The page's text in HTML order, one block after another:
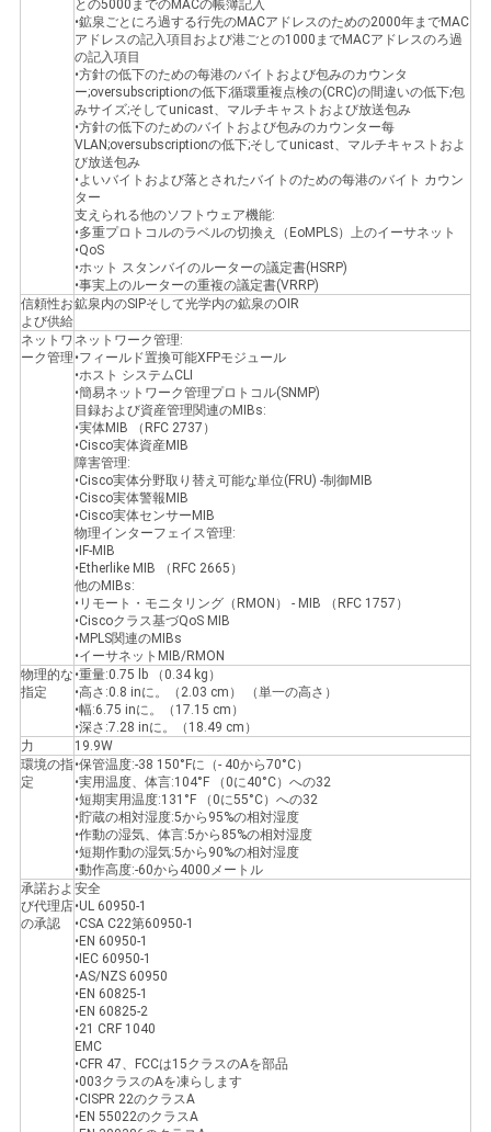
との5000までのMACの帳簿記入
•鉱泉ごとにろ過する行先のMACアドレスのための2000年までMAC
アドレスの記入項目および港ごとの1000までMACアドレスのろ過
の記入項目
•方針の低下のための每港のバイトおよび包みのカウンタ
ー;oversubscriptionの低下;循環重複点検の(CRC)の間違いの低下;包
みサイズ;そしてunicast、マルチキャストおよび放送包み
•方針の低下のためのバイトおよび包みのカウンター每
VLAN;oversubscriptionの低下;そしてunicast、マルチキャストおよ
び放送包み
•よいバイトおよび落とされたバイトのための每港のバイト カウン
ター
支えられる他のソフトウェア機能:
•多重プロトコルのラベルの切換え（EoMPLS）上のイーサネット
•QoS
•ホット スタンバイのルーターの議定書(HSRP)
•事実上のルーターの重複の議定書(VRRP)
信頼性お
よび供給
鉱泉内のSIPそして光学内の鉱泉のOIR
ネットワ
ーク管理
ネットワーク管理:
•フィールド置換可能XFPモジュール
•ホスト システムCLI
•簡易ネットワーク管理プロトコル(SNMP)
目録および資産管理関連のMIBs:
•実体MIB （RFC 2737）
•Cisco実体資産MIB
障害管理:
•Cisco実体分野取り替え可能な単位(FRU) -制御MIB
•Cisco実体警報MIB
•Cisco実体センサーMIB
物理インターフェイス管理:
•IF-MIB
•Etherlike MIB （RFC 2665）
他のMIBs:
•リモート・モニタリング（RMON） - MIB （RFC 1757）
•Ciscoクラス基づQoS MIB
•MPLS関連のMIBs
•イーサネットMIB/RMON
物理的な
指定
•重量:0.75 lb （0.34 kg）
•高さ:0.8 inに。（2.03 cm） （単一の高さ）
•幅:6.75 inに。（17.15 cm）
•深さ:7.28 inに。（18.49 cm）
力
19.9W
環境の指
定
•保管温度:-38 150°Fに（- 40から70°C）
•実用温度、体言:104°F （0に40°C）への32
•短期実用温度:131°F （0に55°C）への32
•貯蔵の相対湿度:5から95%の相対湿度
•作動の湿気、体言:5から85%の相対湿度
•短期作動の湿気:5から90%の相対湿度
•動作高度:-60から4000メートル
承諾およ
び代理店
の承認
安全
•UL 60950-1
•CSA C22第60950-1
•EN 60950-1
•IEC 60950-1
•AS/NZS 60950
•EN 60825-1
•EN 60825-2
•21 CRF 1040
EMC
•CFR 47、FCCは15クラスのAを部品
•003クラスのAを凍らします
•CISPR 22のクラスA
•EN 55022のクラスA